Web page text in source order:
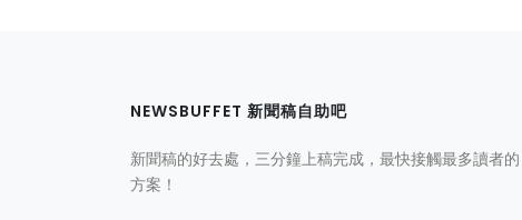
NEWSBUFFET 新聞稿自助吧
新聞稿的好去處，三分鐘上稿完成，最快接觸最多讀者的
方案！